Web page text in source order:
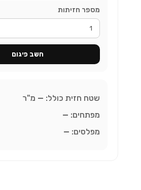
מספר חזיתות
חשב פיגום
שטח חזית כולל: — מ"ר
מפתחים: —
מפלסים: —